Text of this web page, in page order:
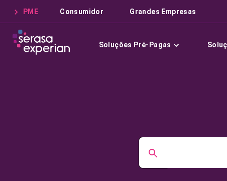
PME Consumidor Grandes Empresas
Soluções Pré-Pagas